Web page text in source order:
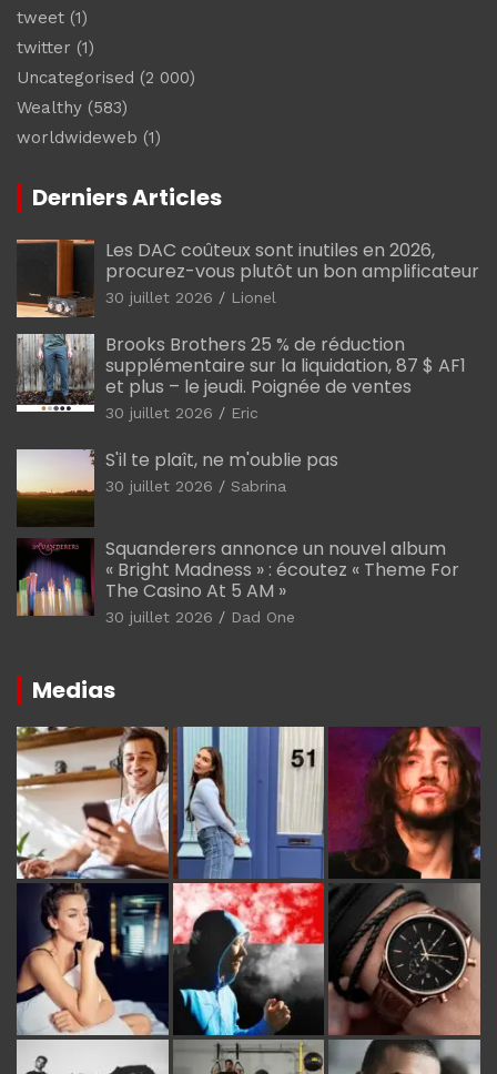
tweet (1)
twitter (1)
Uncategorised (2 000)
Wealthy (583)
worldwideweb (1)
Derniers Articles
Les DAC coûteux sont inutiles en 2026,
procurez-vous plutôt un bon amplificateur
30 juillet 2026 Lionel
Brooks Brothers 25 % de réduction
supplémentaire sur la liquidation, 87 $ AF1
et plus – le jeudi. Poignée de ventes
30 juillet 2026 Eric
S'il te plaît, ne m'oublie pas
30 juillet 2026 Sabrina
Squanderers annonce un nouvel album
« Bright Madness » : écoutez « Theme For
The Casino At 5 AM »
30 juillet 2026 Dad One
Medias